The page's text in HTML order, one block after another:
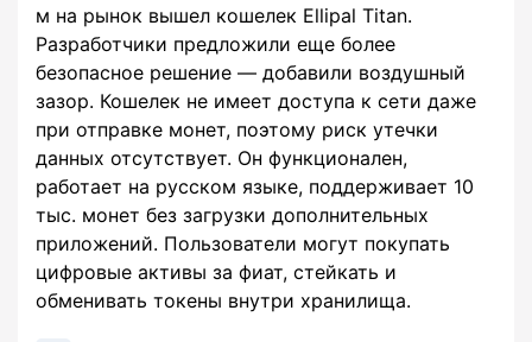
м на рынок вышел кошелек Ellipal Titan.
Разработчики предложили еще более
безопасное решение — добавили воздушный
зазор. Кошелек не имеет доступа к сети даже
при отправке монет, поэтому риск утечки
данных отсутствует. Он функционален,
работает на русском языке, поддерживает 10
тыс. монет без загрузки дополнительных
приложений. Пользователи могут покупать
цифровые активы за фиат, стейкать и
обменивать токены внутри хранилища.